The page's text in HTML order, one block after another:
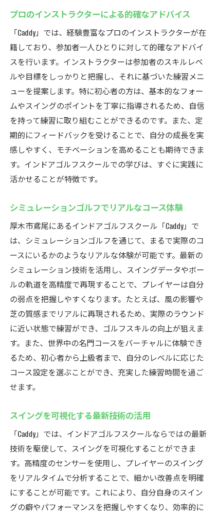
プロのインストラクターによる的確なアドバイス
「Caddy」では、経験豊富なプロのインストラクターが在
籍しており、参加者一人ひとりに対して的確なアドバイ
スを行います。インストラクターは参加者のスキルレベ
ルや目標をしっかりと把握し、それに基づいた練習メニ
ューを提案します。特に初心者の方は、基本的なフォー
ムやスイングのポイントを丁寧に指導されるため、自信
を持って練習に取り組むことができるのです。また、定
期的にフィードバックを受けることで、自分の成長を実
感しやすく、モチベーションを高めることも期待できま
す。インドアゴルフスクールでの学びは、すぐに実践に
活かせることが特徴です。
シミュレーションゴルフでリアルなコース体験
厚木市鳶尾にあるインドアゴルフスクール「Caddy」で
は、シミュレーションゴルフを通じて、まるで実際のコ
ースにいるかのようなリアルな体験が可能です。最新の
シミュレーション技術を活用し、スイングデータやボー
ルの軌道を高精度で再現することで、プレイヤーは自分
の弱点を把握しやすくなります。たとえば、風の影響や
芝の質感までリアルに再現されるため、実際のラウンド
に近い状態で練習ができ、ゴルフスキルの向上が狙えま
す。また、世界中の名門コースをバーチャルに体験でき
るため、初心者から上級者まで、自分のレベルに応じた
コース設定を選ぶことができ、充実した練習時間を過ご
せます。
スイングを可視化する最新技術の活用
「Caddy」では、インドアゴルフスクールならではの最新
技術を駆使して、スイングを可視化することができま
す。高精度のセンサーを使用し、プレイヤーのスイング
をリアルタイムで分析することで、細かい改善点を明確
にすることが可能です。これにより、自分自身のスイン
グの癖やパフォーマンスを把握しやすくなり、効率的に